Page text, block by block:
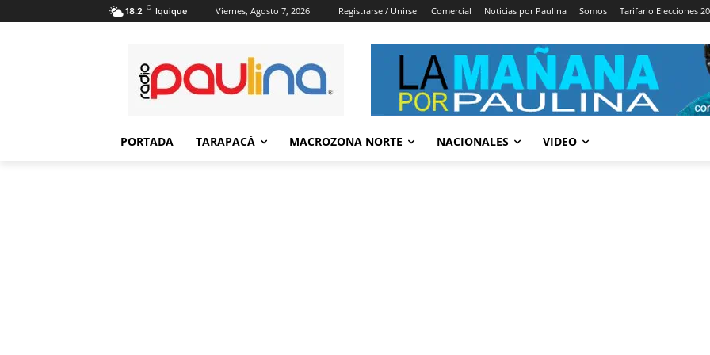
18.2 C Iquique Viernes, Agosto 7, 2026 Registrarse / Unirse Comercial Noticias por Paulina Somos Tarifario Elecciones
PORTADA TARAPACÁ MACROZONA NORTE NACIONALES VIDEO